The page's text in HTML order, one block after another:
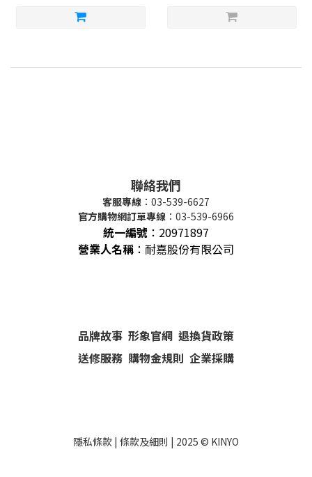
聯絡我們
客服專線 ：03-539-6627
官方購物網訂單專線 ：03-539-6966
統一編號 ： 20971897
營業人名稱 ：耐嘉股份有限公司
品牌故事 形象官網 退換貨政策
送修服務 購物金規則 企業採購
隱私條款 | 條款及細則 | 2025 © KINYO